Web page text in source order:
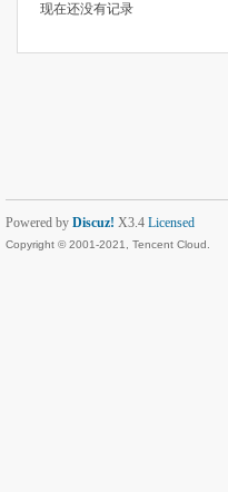
现在还没有记录
Powered by Discuz! X3.4 Licensed
Copyright © 2001-2021, Tencent Cloud.